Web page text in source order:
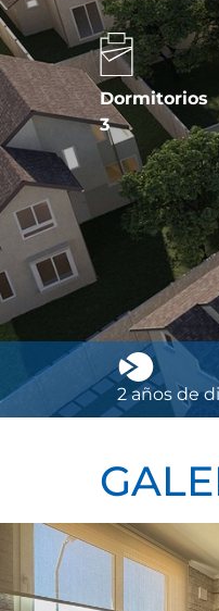
Dormitorios
3
2 años de